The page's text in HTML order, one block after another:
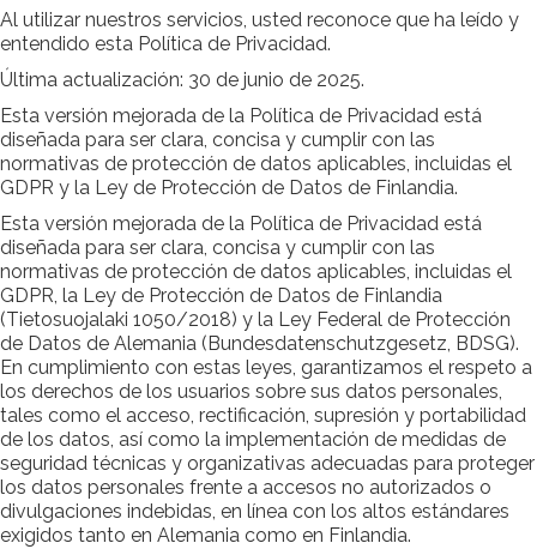
Al utilizar nuestros servicios, usted reconoce que ha leído y
entendido esta Política de Privacidad.
Última actualización: 30 de junio de 2025.
Esta versión mejorada de la Política de Privacidad está
diseñada para ser clara, concisa y cumplir con las
normativas de protección de datos aplicables, incluidas el
GDPR y la Ley de Protección de Datos de Finlandia.
Esta versión mejorada de la Política de Privacidad está
diseñada para ser clara, concisa y cumplir con las
normativas de protección de datos aplicables, incluidas el
GDPR, la Ley de Protección de Datos de Finlandia
(Tietosuojalaki 1050/2018) y la Ley Federal de Protección
de Datos de Alemania (Bundesdatenschutzgesetz, BDSG).
En cumplimiento con estas leyes, garantizamos el respeto a
los derechos de los usuarios sobre sus datos personales,
tales como el acceso, rectificación, supresión y portabilidad
de los datos, así como la implementación de medidas de
seguridad técnicas y organizativas adecuadas para proteger
los datos personales frente a accesos no autorizados o
divulgaciones indebidas, en línea con los altos estándares
exigidos tanto en Alemania como en Finlandia.